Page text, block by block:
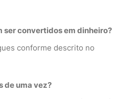
ser convertidos em dinheiro?
conforme descrito no
de uma vez?